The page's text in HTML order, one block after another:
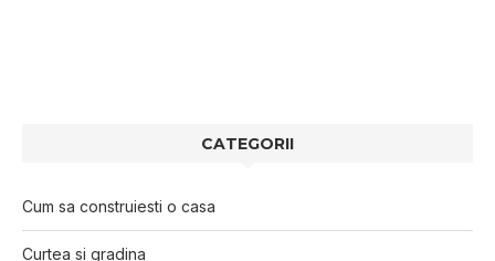
CATEGORII
Cum sa construiesti o casa
Curtea si gradina